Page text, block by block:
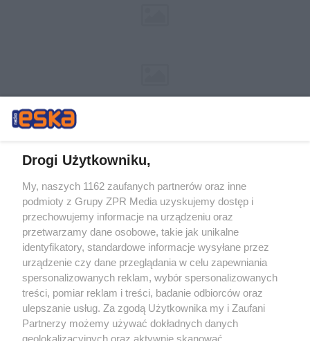
Żaden utwór zamieszczony w serwisie nie może być powielany i
rozpowszechniany lub dalej rozpowszechniany w jakikolwiek sposób (w
tym także elektroniczny lub mechaniczny) na jakimkolwiek polu
eksploatacji w jakiejkolwiek formie, włącznie z umieszczaniem w
Internecie bez pisemnej zgody właściciela praw. Jakiekolwiek użycie lub
wykorzystanie utworów w całości lub w części z naruszeniem prawa,
tzn. bez właściwej zgody, jest zabronione pod groźbą kary i może być
ścigane prawnie.
Drogi Użytkowniku,
My, naszych 1162 zaufanych partnerów oraz inne
podmioty z Grupy ZPR Media uzyskujemy dostęp i
przechowujemy informacje na urządzeniu oraz
przetwarzamy dane osobowe, takie jak unikalne
identyfikatory, standardowe informacje wysyłane przez
urządzenie czy dane przeglądania w celu zapewniania
spersonalizowanych reklam, wybór spersonalizowanych
treści, pomiar reklam i treści, badanie odbiorców oraz
ulepszanie usług. Za zgodą Użytkownika my i Zaufani
Partnerzy możemy używać dokładnych danych
geolokalizacyjnych oraz aktywnie skanować